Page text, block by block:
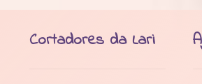
Cortadores da Lari